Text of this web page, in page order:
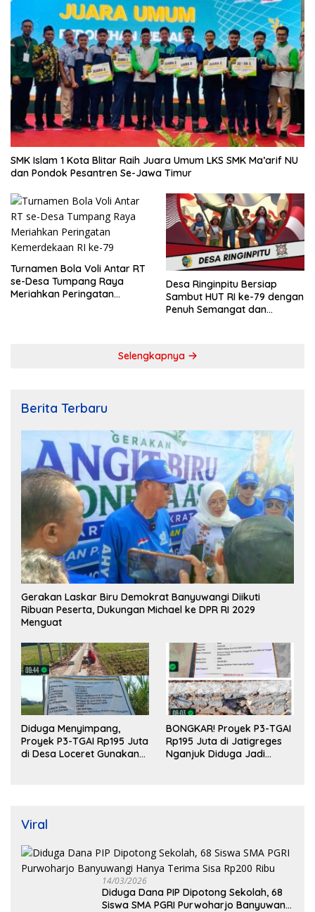
SMK Islam 1 Kota Blitar Raih Juara Umum LKS SMK Ma’arif NU
dan Pondok Pesantren Se-Jawa Timur
Turnamen Bola Voli Antar RT
se-Desa Tumpang Raya
Meriahkan Peringatan
Desa Ringinpitu Bersiap
Sambut HUT RI ke-79 dengan
Penuh Semangat dan
Selengkapnya
Berita Terbaru
Gerakan Laskar Biru Demokrat Banyuwangi Diikuti
Ribuan Peserta, Dukungan Michael ke DPR RI 2029
Menguat
Diduga Menyimpang,
Proyek P3-TGAI Rp195 Juta
di Desa Loceret Gunakan
BONGKAR! Proyek P3-TGAI
Rp195 Juta di Jatigreges
Nganjuk Diduga Jadi
Viral
14/03/2026
Diduga Dana PIP Dipotong Sekolah, 68
Siswa SMA PGRI Purwoharjo Banyuwangi